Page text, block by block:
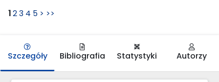
123 4 5 > >>
Szczegóły Bibliografia Statystyki Autorzy